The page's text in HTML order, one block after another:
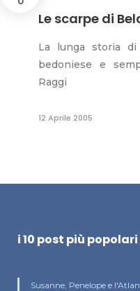
Le scarpe di
La lunga storia
bedoniese e
Raggi
12 Aprile 2005
i 10 post più popolari
Susanne, Penelope e